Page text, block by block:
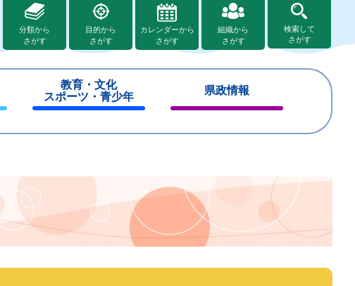
分類から
さがす
目的から
さがす
カレンダーから
さがす
組織から
さがす
検索して
さがす
教育・文化
スポーツ・青少年
じ
県政情報
じ